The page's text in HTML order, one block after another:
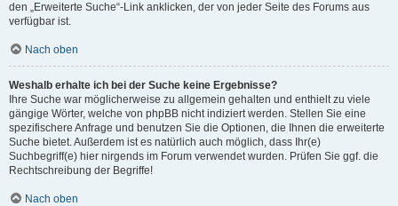
den „Erweiterte Suche“-Link anklicken, der von jeder Seite des Forums aus
verfügbar ist.
Nach oben
Weshalb erhalte ich bei der Suche keine Ergebnisse?
Ihre Suche war möglicherweise zu allgemein gehalten und enthielt zu viele
gängige Wörter, welche von phpBB nicht indiziert werden. Stellen Sie eine
spezifischere Anfrage und benutzen Sie die Optionen, die Ihnen die erweiterte
Suche bietet. Außerdem ist es natürlich auch möglich, dass Ihr(e)
Suchbegriff(e) hier nirgends im Forum verwendet wurden. Prüfen Sie ggf. die
Rechtschreibung der Begriffe!
Nach oben